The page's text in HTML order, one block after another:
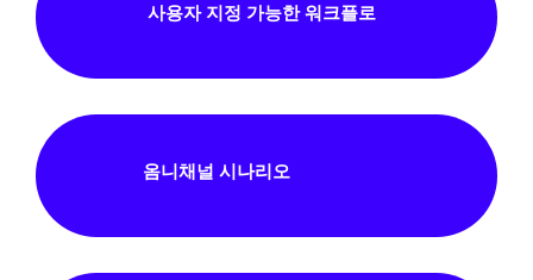
사용자 지정 가능한 워크플로
옴니채널 시나리오